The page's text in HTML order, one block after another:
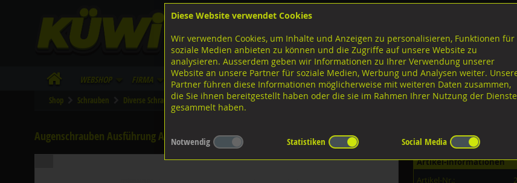
Lagerstrasse 8
Tel. 043 455 20 30
FB
IG
WebShop Firma Lieferinfo Infos/Downloads
Shop Schrauben Diverse Schrauben M-Gewinde Diverse Ausführungen M-Gewinde Augenschrauben 4.6 verzinkt
Augenschrauben Ausführung A, DIN444A 4.6 verzinkt M10x70/26
Artikel-Informationen
Artikel-Nr.:
Diese Website verwendet Cookies
Wir verwenden Cookies, um Inhalte und Anzeigen zu personalisieren, Funktionen für
soziale Medien anbieten zu können und die Zugriffe auf unsere Website zu
analysieren. Ausserdem geben wir Informationen zu Ihrer Verwendung unserer
Website an unsere Partner für soziale Medien, Werbung und Analysen weiter.
Partner führen diese Informationen möglicherweise mit weiteren Daten zusammen,
die Sie ihnen bereitgestellt haben oder die sie im Rahmen Ihrer Nutzung der Dienste
gesammelt haben.
Notwendig Statistiken Social Media